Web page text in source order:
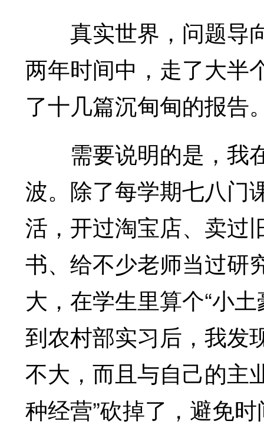
真实世界，问题导
两年时间中，走了大半
了十几篇沉甸甸的报告
需要说明的是，我
波。除了每学期七八门
活，开过淘宝店、卖过
书、给不少老师当过研
大，在学生里算个“小
到农村部实习后，我发
不大，而且与自己的主
种经营”砍掉了，避免